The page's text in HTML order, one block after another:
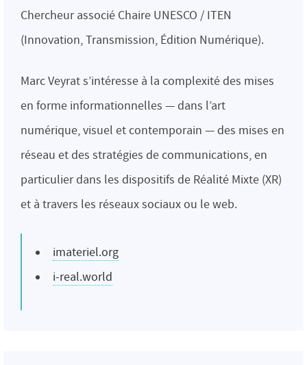
Chercheur associé Chaire UNESCO / ITEN
(Innovation, Transmission, Édition Numérique).
Marc Veyrat s’intéresse à la complexité des mises
en forme informationnelles — dans l’art
numérique, visuel et contemporain — des mises en
réseau et des stratégies de communications, en
particulier dans les dispositifs de Réalité Mixte (XR)
et à travers les réseaux sociaux ou le web.
imateriel.org
i-real.world